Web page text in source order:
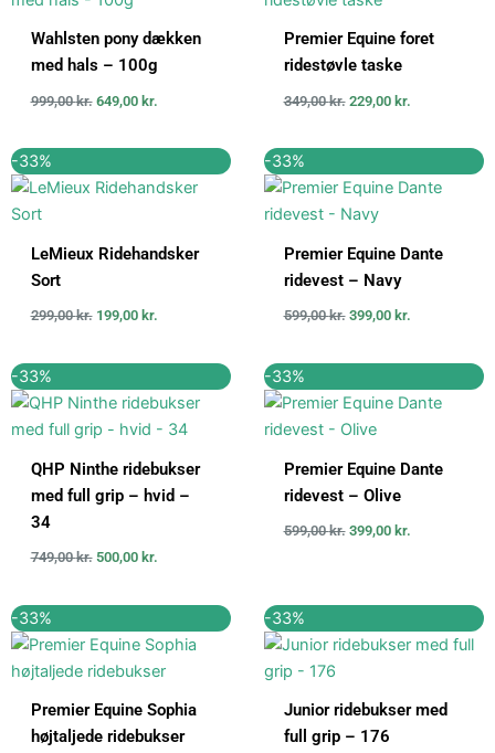
Wahlsten pony dækken
med hals – 100g
999,00kr. 649,00 kr.
Premier Equine foret
ridestøvle taske
349,00kr. 229,00 kr.
-33%
LeMieux Ridehandsker
Sort
299,00kr.
oprindelige
pris
199,00 kr.
aktuelle
pris
-33%
Premier Equine Dante
ridevest – Navy
599,00kr.
oprindelige
pris
var:
399,00 kr.
aktuelle
pris
-33%
QHP Ninthe ridebukser
med full grip – hvid –
34
749,00kr.
oprindelige
pris
var:
500,00 kr.
aktuelle
pris
er:
-33%
Premier Equine Dante
ridevest – Olive
599,00kr.
oprindelige
pris
var:
399,00 kr.
aktuelle
pris
-33%
Premier Equine Sophia
højtaljede ridebukser
oprindelige
pris
var:
aktuelle
pris
er:
-33%
Junior ridebukser med
full grip – 176
oprindelige
pris
aktuelle
pris